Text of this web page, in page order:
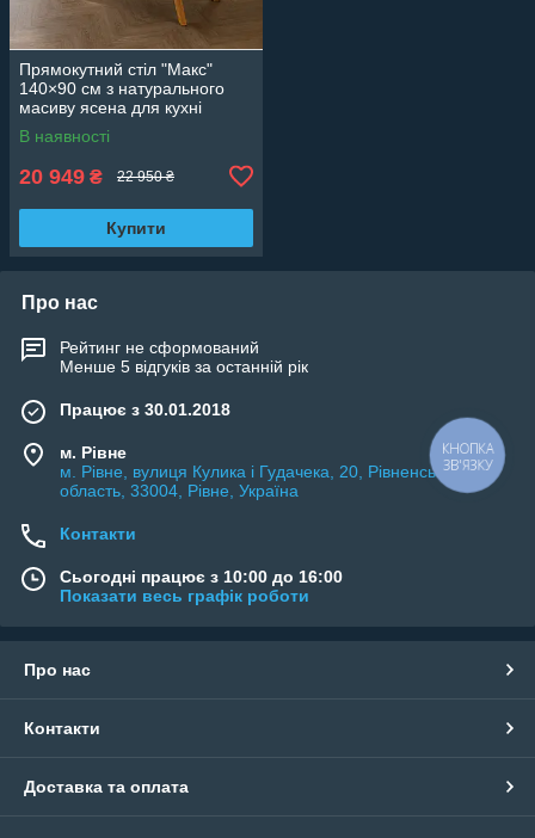
Прямокутний стіл "Макс"
140×90 см з натурального
масиву ясена для кухні
В наявності
20 949 ₴ 22 950 ₴
Купити
Про нас
Рейтинг не сформований
Менше 5 відгуків за останній рік
Працює з 30.01.2018
м. Рівне
м. Рівне, вулиця Кулика і Гудачека, 20, Рівненська
область, 33004, Рівне, Україна
Контакти
Сьогодні працює з 10:00 до 16:00
Показати весь графік роботи
Про нас
Контакти
Доставка та оплата
КНОПКА
ЗВ'ЯЗКУ